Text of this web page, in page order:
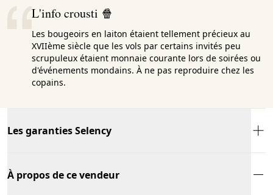
L'info crousti 🍿
Les bougeoirs en laiton étaient tellement précieux au
XVIIème siècle que les vols par certains invités peu
scrupuleux étaient monnaie courante lors de soirées ou
d'événements mondains. À ne pas reproduire chez les
copains.
Les garanties Selency
À propos de ce vendeur